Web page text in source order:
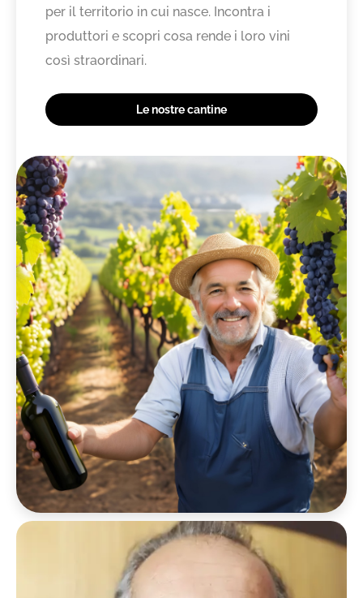
per il territorio in cui nasce. Incontra i
produttori e scopri cosa rende i loro vini
così straordinari.
Le nostre cantine